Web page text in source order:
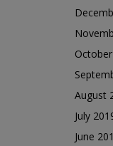
August
July
June